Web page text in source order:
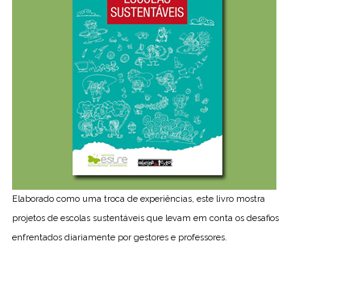
Elaborado como uma troca de experiências, este livro mostra
projetos de escolas sustentáveis que levam em conta os desafios
enfrentados diariamente por gestores e professores.